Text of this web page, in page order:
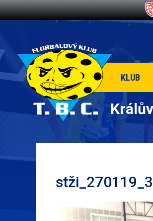
KLUB
stži_270119_3